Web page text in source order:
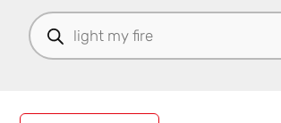
Products
search